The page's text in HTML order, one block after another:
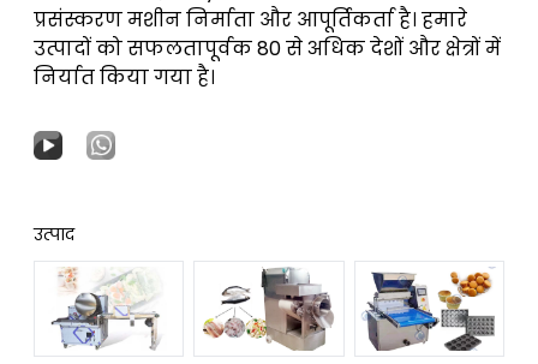
प्रसंस्करण मशीन निर्माता और आपूर्तिकर्ता है। हमारे
उत्पादों को सफलतापूर्वक 80 से अधिक देशों और क्षेत्रों में
निर्यात किया गया है।
उत्पाद